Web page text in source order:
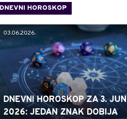
DNEVNI HOROSKOP
03.06.2026.
DNEVNI HOROSKOP ZA 3. JUN
2026: JEDAN ZNAK DOBIJA